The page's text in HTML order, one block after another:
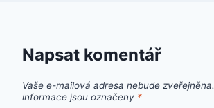
Napsat komentář
Vaše e-mailová adresa nebude zveřejněna.
informace jsou označeny *